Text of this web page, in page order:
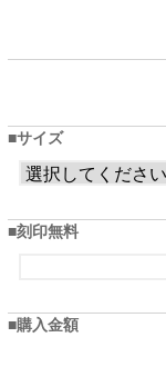
サイズ
刻印無料
購入金額